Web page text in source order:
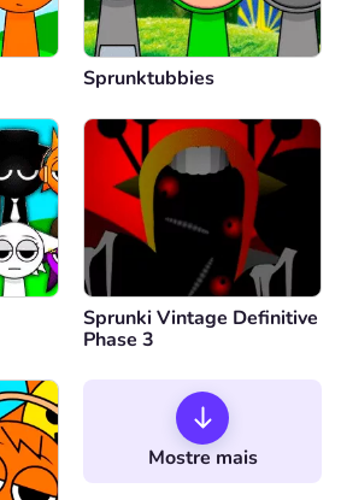
Sprunktubbies
Sprunki Vintage Definitive
Phase 3
Mostre mais